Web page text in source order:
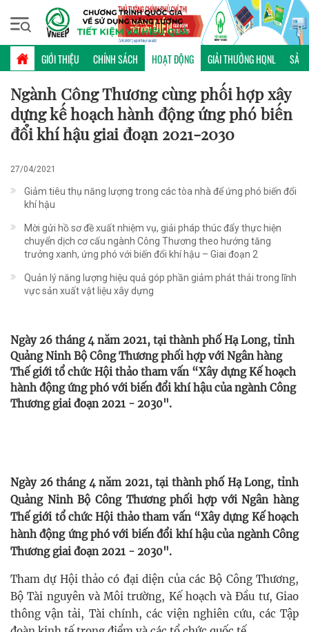
GIỚI THIỆU CHÍNH SÁCH HOẠT ĐỘNG GIẢI THƯỞNG HQNL SẢN
Chủ nhật, 09/08/2026 | 02:14 GMT+7
HOẠT ĐỘNG
Ngành Công Thương cùng phối hợp xây
dựng kế hoạch hành động ứng phó biến
đổi khí hậu giai đoạn 2021-2030
27/04/2021
Giảm tiêu thụ năng lượng trong các tòa nhà để ứng phó biến đổi
khí hậu
Mời gửi hồ sơ đề xuất nhiệm vụ, giải pháp thúc đẩy thực hiện
chuyển dịch cơ cấu ngành Công Thương theo hướng tăng
trưởng xanh, ứng phó với biến đổi khí hậu – Giai đoạn 2
Quản lý năng lượng hiệu quả góp phần giảm phát thải trong lĩnh
vực sản xuất vật liệu xây dựng
Ngày 26 tháng 4 năm 2021, tại thành phố Hạ Long, tỉnh
Quảng Ninh Bộ Công Thương phối hợp với Ngân hàng
Thế giới tổ chức Hội thảo tham vấn “Xây dựng Kế hoạch
hành động ứng phó với biến đổi khí hậu của ngành Công
Thương giai đoạn 2021 - 2030".
Ngày 26 tháng 4 năm 2021, tại thành phố Hạ Long, tỉnh
Quảng Ninh Bộ Công Thương phối hợp với Ngân hàng
Thế giới tổ chức Hội thảo tham vấn “Xây dựng Kế hoạch
hành động ứng phó với biến đổi khí hậu của ngành Công
Thương giai đoạn 2021 - 2030".
Tham dự Hội thảo có đại diện của các Bộ Công Thương,
Bộ Tài nguyên và Môi trường, Kế hoạch và Đầu tư, Giao
thông vận tải, Tài chính, các viện nghiên cứu, các Tập